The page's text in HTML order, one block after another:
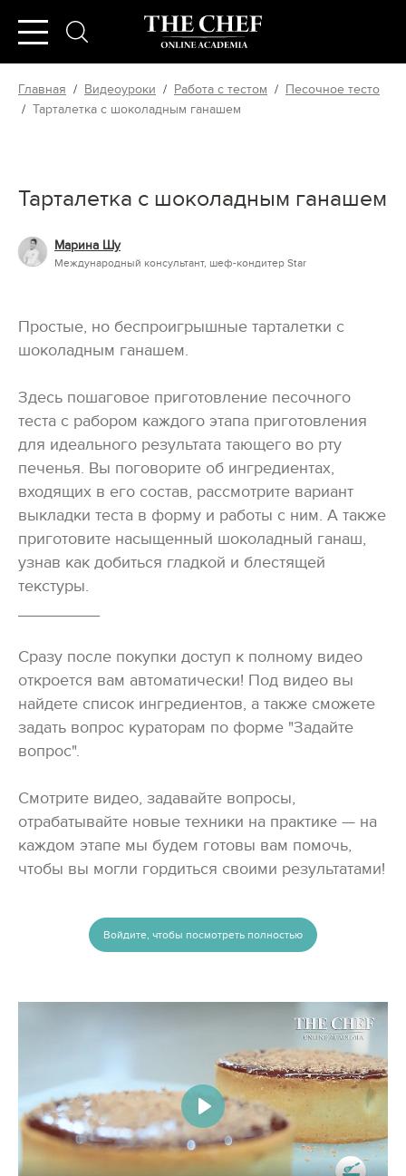
Главная / Видеоуроки / Работа с тестом / Песочное тесто
/ Тарталетка с шоколадным ганашем
Тарталетка с шоколадным ганашем
Марина Шу
Международный консультант, шеф-кондитер Star
Простые, но беспроигрышные тарталетки с
шоколадным ганашем.
Здесь пошаговое приготовление песочного
теста с рабором каждого этапа приготовления
для идеального результата тающего во рту
печенья. Вы поговорите об ингредиентах,
входящих в его состав, рассмотрите вариант
выкладки теста в форму и работы с ним. А также
приготовите насыщенный шоколадный ганаш,
узнав как добиться гладкой и блестящей
текстуры.
Сразу после покупки доступ к полному видео
откроется вам автоматически! Под видео вы
найдете список ингредиентов, а также сможете
задать вопрос кураторам по форме "Задайте
вопрос".
Смотрите видео, задавайте вопросы,
отрабатывайте новые техники на практике — на
каждом этапе мы будем готовы вам помочь,
чтобы вы могли гордиться своими результатами!
Войдите, чтобы посмотреть полностью
Play